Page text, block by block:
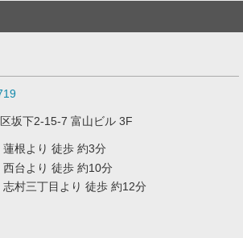
坂下2-15-7 富山ビル 3F
蓮根より 徒歩 約3分
西台より 徒歩 約10分
志村三丁目より 徒歩 約12分